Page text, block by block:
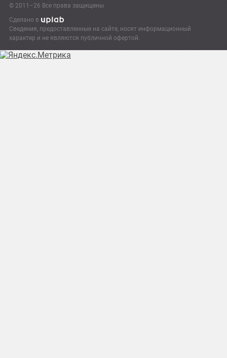
© 2011–26 Все права защищены
Сделано в
Сведения, предоставленные на сайте, носят информационный
характер и не являются публичной офертой.